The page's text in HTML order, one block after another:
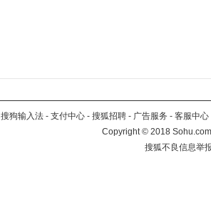
搜狗输入法 - 支付中心 - 搜狐招聘 - 广告服务 - 客服中心
Copyright©2018
搜狐不良信息举